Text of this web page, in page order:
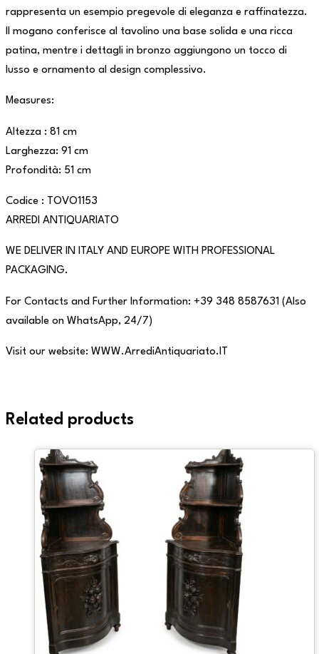
rappresenta un esempio pregevole di eleganza e raffinatezza.
Il mogano conferisce al tavolino una base solida e una ricca
patina, mentre i dettagli in bronzo aggiungono un tocco di
lusso e ornamento al design complessivo.
Measures:
Altezza : 81 cm
Larghezza: 91 cm
Profondità: 51 cm
Codice : TOVO1153
ARREDI ANTIQUARIATO
WE DELIVER IN ITALY AND EUROPE WITH PROFESSIONAL
PACKAGING.
For Contacts and Further Information: +39 348 8587631 (Also
available on WhatsApp, 24/7)
Visit our website: WWW.ArrediAntiquariato.IT
Related products